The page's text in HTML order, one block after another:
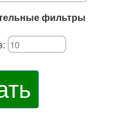
фильтры